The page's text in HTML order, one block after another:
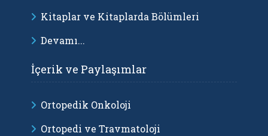
Kitaplar ve Kitaplarda Bölümleri
Devamı...
İçerik ve Paylaşımlar
Ortopedik Onkoloji
Ortopedi ve Travmatoloji